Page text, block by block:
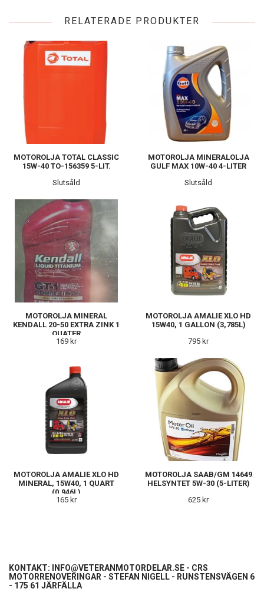
RELATERADE PRODUKTER
MOTOROLJA TOTAL CLASSIC
15W-40 TO-156359 5-LIT.
Slutsåld
MOTOROLJA MINERALOLJA
GULF MAX 10W-40 4-LITER
Slutsåld
MOTOROLJA MINERAL
KENDALL 20-50 EXTRA ZINK 1
QUATER
169 kr
MOTOROLJA AMALIE XLO HD
15W40, 1 GALLON (3,785L)
795 kr
MOTOROLJA AMALIE XLO HD
MINERAL, 15W40, 1 QUART
(0,946L)
165 kr
MOTOROLJA SAAB/GM 14649
HELSYNTET 5W-30 (5-LITER)
625 kr
KONTAKT: INFO@VETERANMOTORDELAR.SE - CRS
MOTORRENOVERINGAR - STEFAN NIGELL - RUNSTENSVÄGEN 6
- 175 61 JÄRFÄLLA